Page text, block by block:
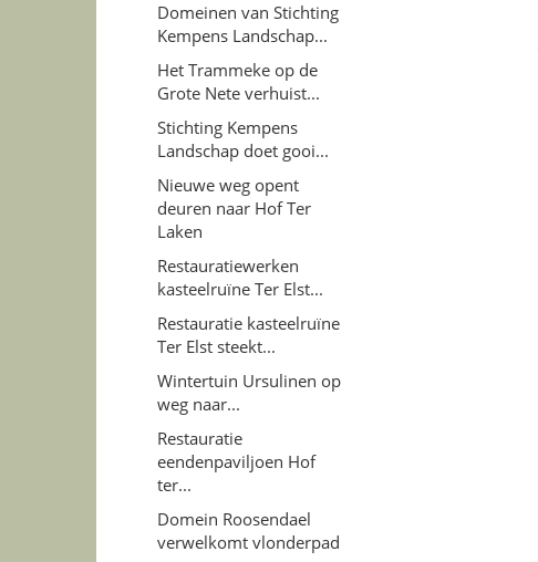
Domeinen van Stichting
Kempens Landschap...
Het Trammeke op de
Grote Nete verhuist...
Stichting Kempens
Landschap doet gooi...
Nieuwe weg opent
deuren naar Hof Ter
Laken
Restauratiewerken
kasteelruïne Ter Elst...
Restauratie kasteelruïne
Ter Elst steekt...
Wintertuin Ursulinen op
weg naar...
Restauratie
eendenpaviljoen Hof
ter...
Domein Roosendael
verwelkomt vlonderpad